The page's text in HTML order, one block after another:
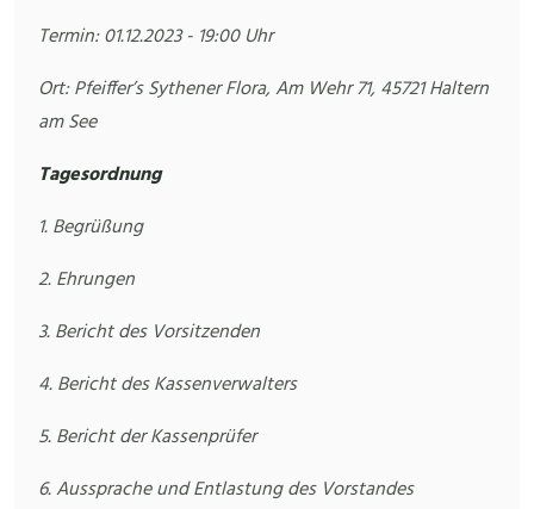
Termin: 01.12.2023 - 19:00 Uhr
Ort: Pfeiffer’s Sythener Flora, Am Wehr 71, 45721 Haltern
am See
Tagesordnung
1. Begrüßung
2. Ehrungen
3. Bericht des Vorsitzenden
4. Bericht des Kassenverwalters
5. Bericht der Kassenprüfer
6. Aussprache und Entlastung des Vorstandes